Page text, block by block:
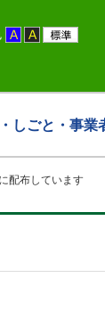
しごと・事業
配布しています